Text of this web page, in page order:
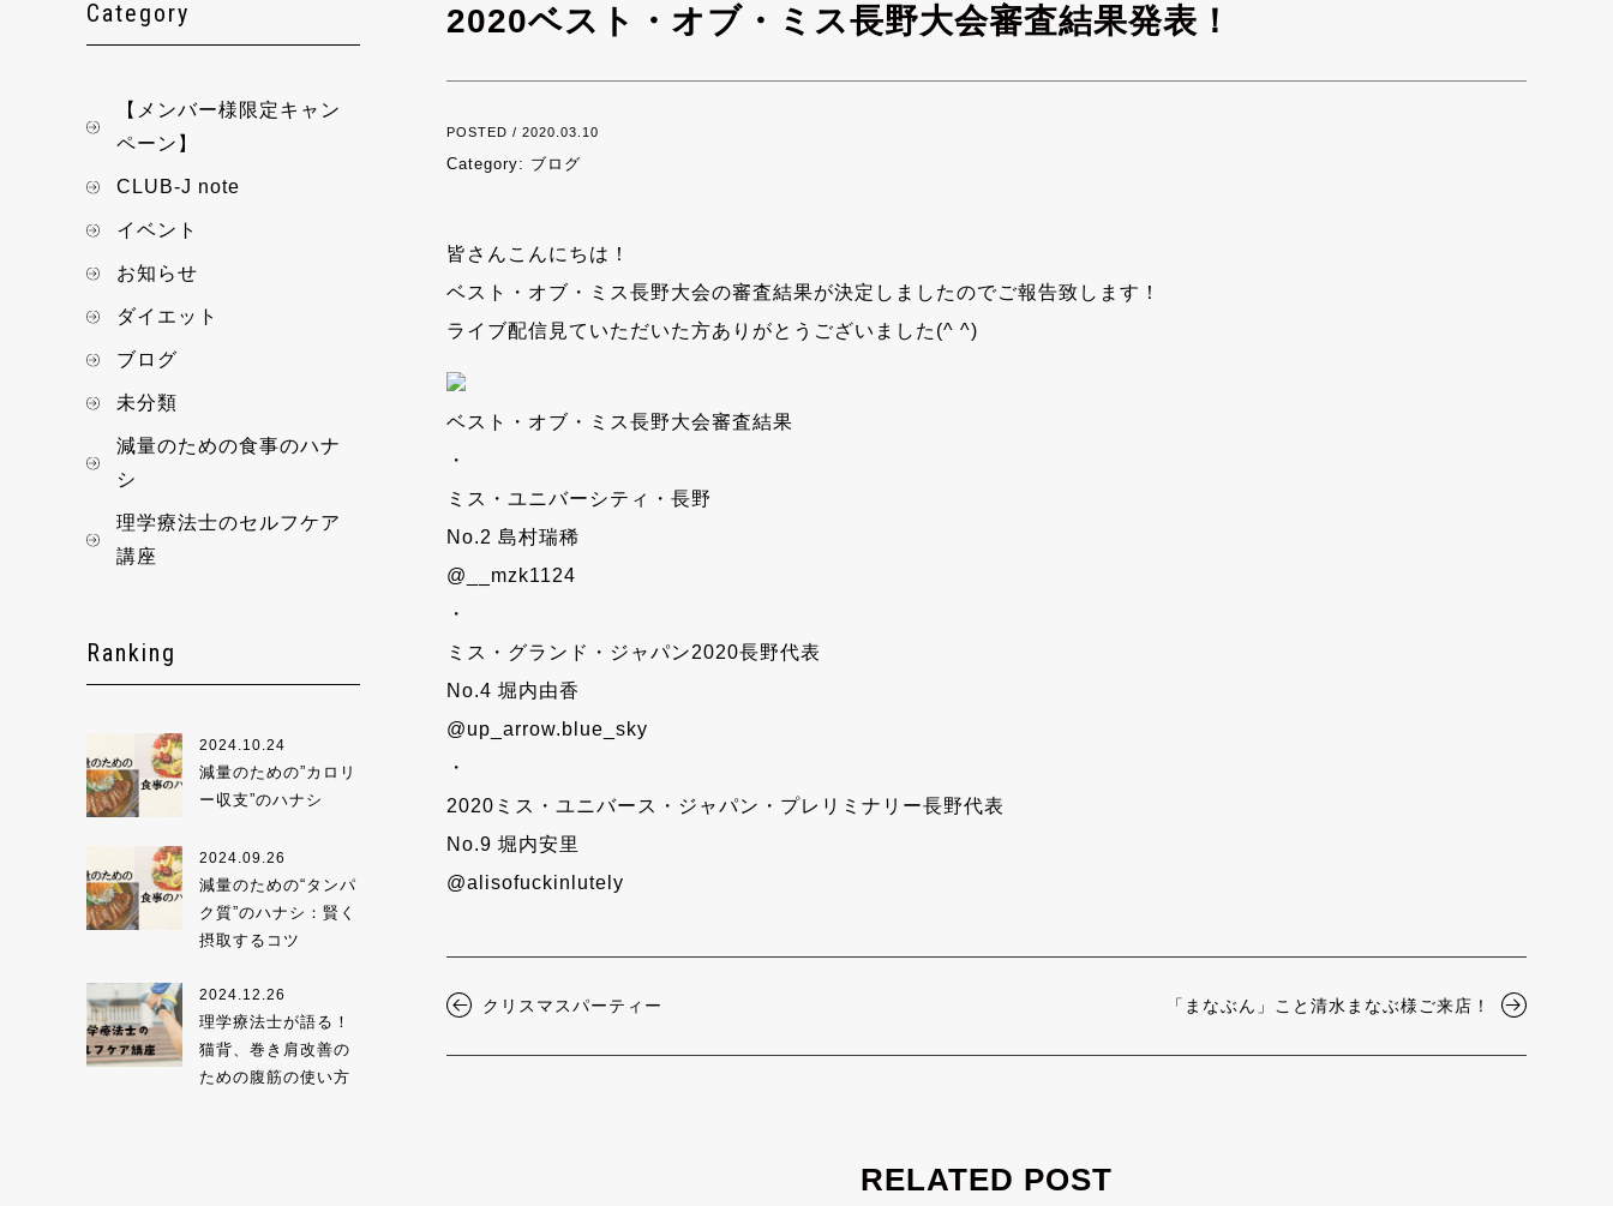
2020ベスト・オブ・ミス長野大会審査結果発表！
POSTED / 2020.03.10
Category: ブログ
皆さんこんにちは！
ベスト・オブ・ミス長野大会の審査結果が決定しましたのでご報告致します！
ライブ配信見ていただいた方ありがとうございました(^ ^)
ベスト・オブ・ミス長野大会審査結果
・
ミス・ユニバーシティ・長野
No.2 島村瑞稀
@__mzk1124
・
ミス・グランド・ジャパン2020長野代表
No.4 堀内由香
@up_arrow.blue_sky
・
2020ミス・ユニバース・ジャパン・プレリミナリー長野代表
No.9 堀内安里
@alisofuckinlutely
クリスマスパーティー 「まなぶん」こと清水まなぶ様ご来店！
RELATED POST
Category
【メンバー様限定キャン
ペーン】
CLUB-J note
イベント
お知らせ
ダイエット
ブログ
未分類
減量のための食事のハナ
シ
理学療法士のセルフケア
講座
Ranking
2024.10.24
減量のための”カロリ
ー収支”のハナシ
2024.09.26
減量のための“タンパ
ク質”のハナシ：賢く
摂取するコツ
2024.12.26
理学療法士が語る！
猫背、巻き肩改善の
ための腹筋の使い方